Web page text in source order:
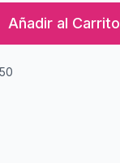
Añadir al Carrito